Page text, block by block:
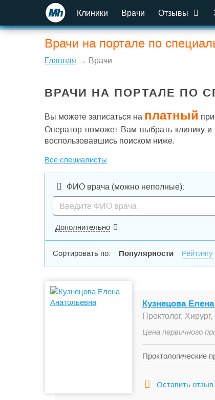
Клиники Врачи Отзывы
Врачи на портале по
Главная → Врачи
ВРАЧИ НА ПОРТАЛЕ ПО
Вы можете записаться на платный
Оператор поможет Вам выбрать клинику
воспользовавшись поиском ниже.
Все специалисты
ФИО врача (можно неполные):
Дополнительно
Сортировать по: Популярности Рейтингу
Кузнецова
Проктолог,
Цена первичного
Проктологические
трещины прямой
Оставить отзыв